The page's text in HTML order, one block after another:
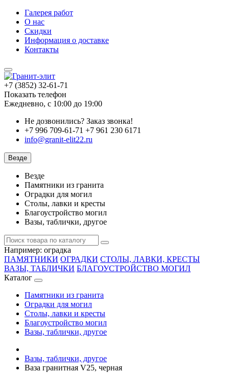
Галерея работ
О нас
Скидки
Информация о доставке
Контакты
+7 (3852) 32-61-71
Показать телефон
Ежедневно, с 10:00 до 19:00
Не дозвонились? Заказ звонка!
+7 996 709-61-71 +7 961 230 6171
info@granit-elit22.ru
Везде
Везде
Памятники из гранита
Оградки для могил
Столы, лавки и кресты
Благоустройство могил
Вазы, таблички, другое
Например: оградка
ПАМЯТНИКИ ОГРАДКИ СТОЛЫ, ЛАВКИ, КРЕСТЫ
ВАЗЫ, ТАБЛИЧКИ БЛАГОУСТРОЙСТВО МОГИЛ
Каталог
Памятники из гранита
Оградки для могил
Столы, лавки и кресты
Благоустройство могил
Вазы, таблички, другое
Вазы, таблички, другое
Ваза гранитная V25, черная